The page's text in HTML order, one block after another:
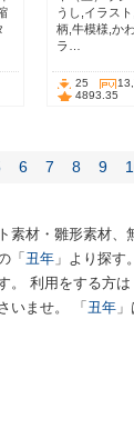
うし,イラス
柄,牛模様,か
ラ…
25
4893.35
6 7 8 9
素材・雛形素材、
「 丑年 」より探
。 利用をする方は
いませ。 「 丑年